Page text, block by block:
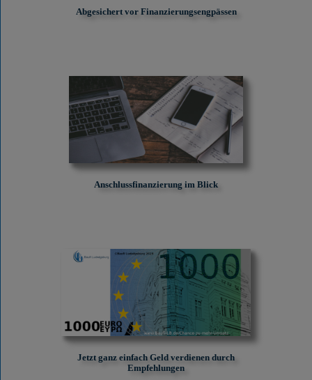
Abgesichert vor Finanzierungs­engpässen
Anschlussfinanzierung im Blick
Jetzt ganz einfach Geld verdienen durch
Empfehlungen